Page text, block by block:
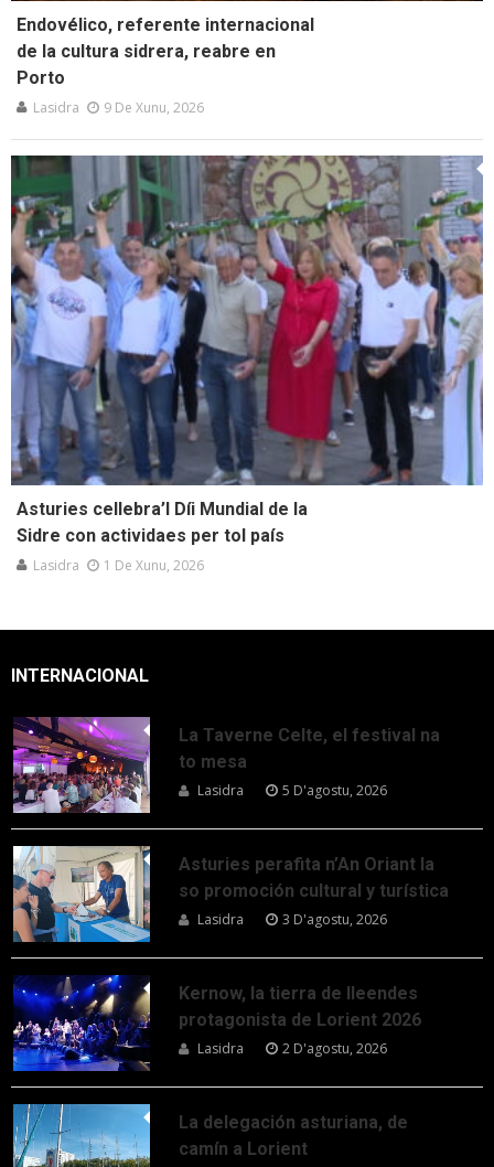
Endovélico, referente internacional
de la cultura sidrera, reabre en
Porto
Lasidra 9 De Xunu, 2026
Asturies cellebra’l Díi Mundial de la
Sidre con actividaes per tol país
Lasidra 1 De Xunu, 2026
INTERNACIONAL
La Taverne Celte, el festival na
to mesa
Lasidra 5 D'agostu, 2026
Asturies perafita n’An Oriant la
so promoción cultural y turística
Lasidra 3 D'agostu, 2026
Kernow, la tierra de lleendes
protagonista de Lorient 2026
Lasidra 2 D'agostu, 2026
La delegación asturiana, de
camín a Lorient